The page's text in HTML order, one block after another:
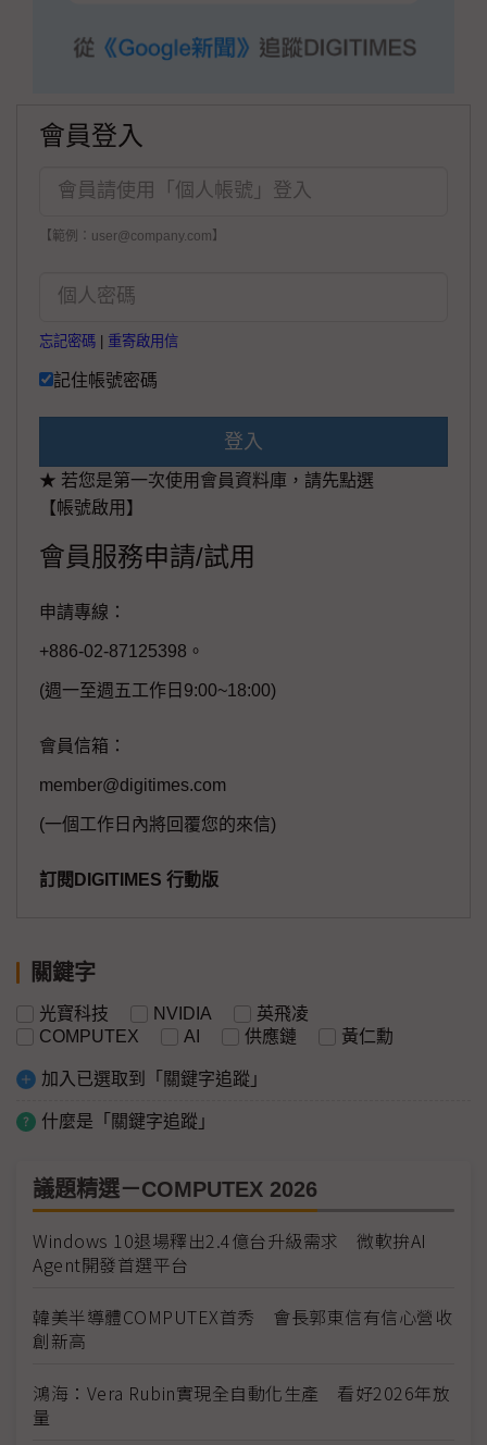
會員登入
【範例：user@company.com】
忘記密碼 重寄啟用信
記住帳號密碼
登入
★ 若您是第一次使用會員資料庫，請先點選
【帳號啟用】
會員服務申請/試用
申請專線：
+886-02-87125398。
(週一至週五工作日9:00~18:00)
會員信箱：
member@digitimes.com
(一個工作日內將回覆您的來信)
訂閱DIGITIMES 行動版
關鍵字
光寶科技 NVIDIA
英飛凌
COMPUTEX
AI 供應鏈 黃仁勳
加入已選取到「關鍵字追蹤」
什麼是「關鍵字追蹤」
議題精選－COMPUTEX 2026
Windows 10退場釋出2.4億台升級需求 微軟拚AI
Agent開發首選平台
韓美半導體COMPUTEX首秀 會長郭東信有信心營收
創新高
鴻海：Vera Rubin實現全自動化生產 看好2026年放
量